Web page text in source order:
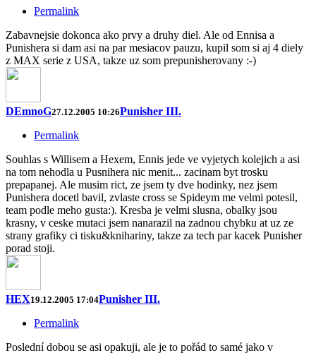
Permalink
Zabavnejsie dokonca ako prvy a druhy diel. Ale od Ennisa a
Punishera si dam asi na par mesiacov pauzu, kupil som si aj 4 diely
z MAX serie z USA, takze uz som prepunisherovany :-)
DEmnoG27.12.2005 10:26Punisher III.
Permalink
Souhlas s Willisem a Hexem, Ennis jede ve vyjetych kolejich a asi
na tom nehodla u Pusnihera nic menit... zacinam byt trosku
prepapanej. Ale musim rict, ze jsem ty dve hodinky, nez jsem
Punishera docetl bavil, zvlaste cross se Spideym me velmi potesil,
team podle meho gusta:). Kresba je velmi slusna, obalky jsou
krasny, v ceske mutaci jsem nanarazil na zadnou chybku at uz ze
strany grafiky ci tisku&knihariny, takze za tech par kacek Punisher
porad stoji.
HEX19.12.2005 17:04Punisher III.
Permalink
Poslední dobou se asi opakuji, ale je to pořád to samé jako v